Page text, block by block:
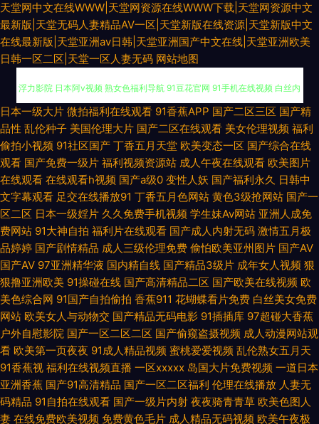
天堂网中文在线WWW|天堂网资源在线WWW下载|天堂网资源中文
最新版|天堂无码人妻精品AV一区|天堂新版在线资源|天堂新版中文
在线最新版|天堂亚洲av日韩|天堂亚洲国产中文在线|天堂亚洲欧美
日韩一区二区|天堂一区人妻无码 网站地图
无码一二三四区 人妖资源 福利社毛片 九九热比精品 美女91小网站 欧美精品
浮力影院 日本阿v视频 熟女色福利导航 91豆花官网 91手机在线视频 白丝内
操 成人精品18 精品成人 另类性爱影院 日韩二级网站 影视先锋色AV 91群交
大香蕉大伊人 国产尤物在线三区 久热伊人88 欧美色网69 日韩97 日韩无码
三急片子 香蕉午夜视频 伊人久久免费 91无码无禁动漫 TS的性爱 日韩免费
新片网 99福利 超碰碰碰性爱 国产午夜福利影院 免费黄色网址大全 久久先锋
视频 欧美日韩久久 亚洲日韩素人不卡 三极午夜影院 91撸社区 国产肏屄麻豆
精品 黄色上床网站 男人天堂网在线 日韩内地国产人成 污香蕉视频 91大神网
址 97超碰在线网站 超碰97色 国产97在线视频 狠狠久久乐 蜜桃91网站 欧美
日本一级大片 微拍福利在线观看 91香蕉APP 国产二区三区 国产精
品性 乱伦种子 美国伦理大片 国产二区在线观看 美女伦理视频 福利
偷拍小视频 91社区国产 丁香五月天堂 欧美变态一区 国产综合在线
观看 国产免费一级片 福利视频资源站 成人午夜在线观看 欧美图片
在线观看 在线观看h视频 国产a级0 变性人妖 国产福利永久 日韩中
文字幕观看 足交在线播放91 丁香五月色网站 黄色3级抢网站 国产一
区二区 日本一级婬片 久久免费手机视频 学生妹Av网站 亚洲人成免
费网站 91大神自拍 福利片在线观看 国产成人内射无码 激情五月极
品婷婷 国产剧情精品 成人三级伦理免费 偷怕欧美亚州图片 国产AV
国产AV 97亚洲精华液 国内精自线 国产精品3级片 成年女人视频 狠
狠撸亚洲欧美 91操碰在线 国产高清精品二区 国产欧美在线视频 欧
美色综合网 91国产自拍偷拍 香蕉911 花蝴蝶看片免费 白丝美女免费
网站 欧美女人与动物交 国产精品无码电影 91插插库 97超碰大香蕉
户外自慰影院 国产一区二区二区 国产偷窥盗摄视频 成人动漫网站观
看 欧美第一页夜夜 91成人精品视频 蜜桃爱爱视频 乱伦熟女五月天
91香蕉视 福利在线视频直播 一区xxxxx 岛国大片免费视频 一道日本
亚洲香蕉 国产91高清精品 国产一区二区福利 伦理在线播放 人妻无
码精品 91自拍在线观看 国产一级片内射 夜夜骑青青草 欧美色图人
妻 在线免费欧美视频 免费黄色毛片 成人精品无码视频 欧美午夜极